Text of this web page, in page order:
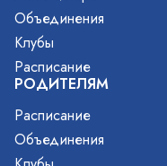
Объединения
Клубы
Расписание
РОДИТЕЛЯМ
Расписание
Объединения